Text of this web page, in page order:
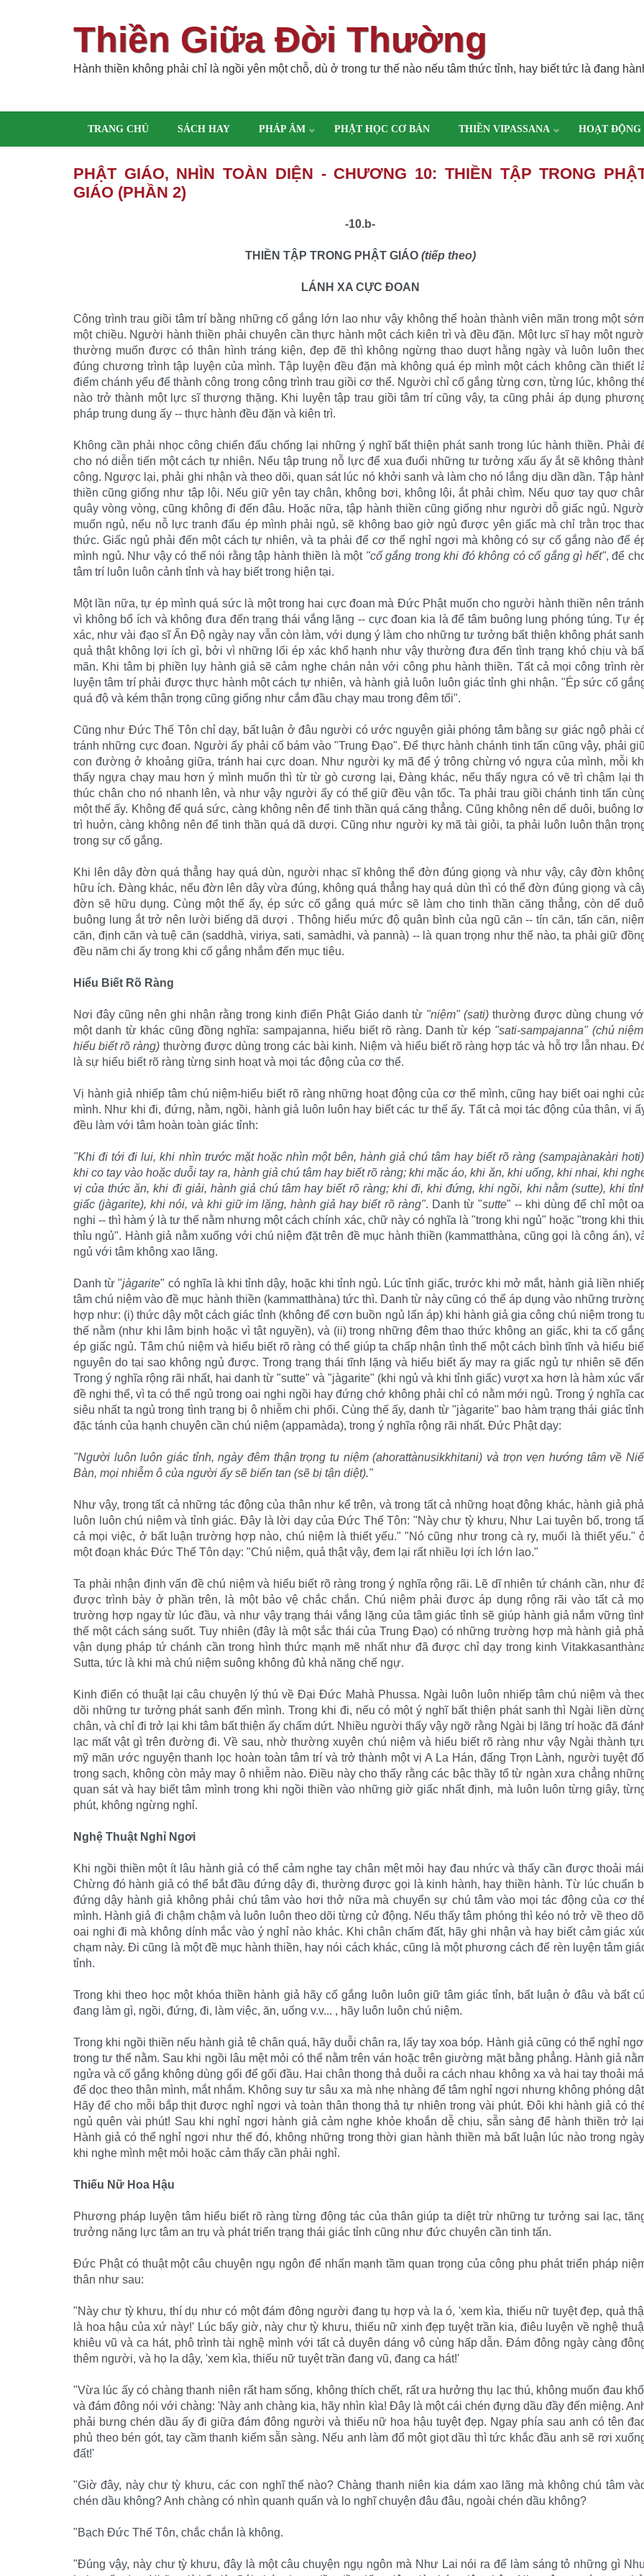
Thiền Giữa Đời Thường
Hành thiền không phải chỉ là ngồi yên một chỗ, dù ở trong tư thế nào nếu tâm thức tỉnh, hay biết tức là đang
TRANG CHỦ SÁCH HAY PHÁP ÂM PHẬT HỌC CƠ BẢN THIỀN VIPASSANA HOẠT ĐỘNG
PHẬT GIÁO, NHÌN TOÀN DIỆN - CHƯƠNG 10: THIỀN TẬP TRONG
GIÁO (PHẦN 2)
-10.b-
THIỀN TẬP TRONG PHẬT GIÁO (tiếp theo)
LÁNH XA CỰC ÐOAN
Công trình trau giồi tâm trí bằng những cố gắng lớn lao như vậy không thể hoàn thành viên mãn trong một
một chiều. Người hành thiền phải chuyên cần thực hành một cách kiên trì và đều đặn. Một lực sĩ hay một
thường muốn được có thân hình tráng kiện, đẹp đẽ thì không ngừng thao duợt hằng ngày và luôn luôn
đúng chương trình tập luyện của mình. Tập luyện đều đặn mà không quá ép mình một cách không cần thiết
điểm chánh yếu để thành công trong công trình trau giồi cơ thể. Người chỉ cố gắng từng cơn, từng lúc, không
nào trở thành một lực sĩ thượng thặng. Khi luyện tập trau giồi tâm trí cũng vậy, ta cũng phải áp dụng
pháp trung dung ấy -- thực hành đều đặn và kiên trì.
Không cần phải nhọc công chiến đấu chống lại những ý nghĩ bất thiện phát sanh trong lúc hành thiền. Phải
cho nó diễn tiến một cách tự nhiên. Nếu tập trung nỗ lực để xua đuổi những tư tưởng xấu ấy ắt sẽ không
công. Ngược lại, phải ghi nhận và theo dõi, quan sát lúc nó khởi sanh và làm cho nó lắng dịu dần dần. Tập
thiền cũng giống như tập lội. Nếu giữ yên tay chân, không bơi, không lội, ắt phải chìm. Nếu quơ tay quơ
quây vòng vòng, cũng không đi đến đâu. Hoặc nữa, tập hành thiền cũng giống như người dỗ giấc ngủ.
muốn ngủ, nếu nỗ lực tranh đấu ép mình phải ngủ, sẽ không bao giờ ngủ được yên giấc mà chỉ trằn trọc
thức. Giấc ngủ phải đến một cách tự nhiên, và ta phải để cơ thể nghỉ ngơi mà không có sự cố gắng nào để
mình ngủ. Như vậy có thể nói rằng tập hành thiền là một "cố gắng trong khi đó không có cố gắng gì hết", để
tâm trí luôn luôn cảnh tỉnh và hay biết trong hiện tại.
Một lần nữa, tự ép mình quá sức là một trong hai cực đoan mà Ðức Phật muốn cho người hành thiền nên
vì không bổ ích và không đưa đến trạng thái vắng lặng -- cực đoan kia là để tâm buông lung phóng túng. Tự
xác, như vài đạo sĩ Ấn Ðộ ngày nay vẫn còn làm, với dụng ý làm cho những tư tưởng bất thiện không phát
quả thật không lợi ích gì, bởi vì những lối ép xác khổ hạnh như vậy thường đưa đến tình trạng khó chịu và
mãn. Khi tâm bị phiền lụy hành giả sẽ cảm nghe chán nản với công phu hành thiền. Tất cả mọi công trình
luyện tâm trí phải được thực hành một cách tự nhiên, và hành giả luôn luôn giác tỉnh ghi nhận. "Ép sức cố
quá độ và kém thận trọng cũng giống như cắm đầu chạy mau trong đêm tối".
Cũng như Ðức Thế Tôn chỉ dạy, bất luận ở đâu người có ước nguyện giải phóng tâm bằng sự giác ngộ phải
tránh những cực đoan. Người ấy phải cố bám vào "Trung Ðạo". Ðể thực hành chánh tinh tấn cũng vậy, phải
con đường ở khoảng giữa, tránh hai cực doan. Như người kỵ mã để ý trông chừng vó ngựa của mình, mỗi
thấy ngựa chạy mau hơn ý mình muốn thì từ từ gò cương lại, Ðàng khác, nếu thấy ngựa có vẽ trì chậm lại
thúc chân cho nó nhanh lên, và như vậy người ấy có thể giữ đều vận tốc. Ta phải trau giồi chánh tinh tấn
một thế ấy. Không để quá sức, càng không nên để tinh thần quá căng thẳng. Cũng không nên dể duôi, buông
trì huởn, càng không nên để tinh thần quá dã dượi. Cũng như người kỵ mã tài giỏi, ta phải luôn luôn thận
trong sự cố gắng.
Khi lên dây đờn quá thẳng hay quá dùn, người nhạc sĩ không thể đờn đúng giọng và như vậy, cây đờn
hữu ích. Ðàng khác, nếu đờn lên dây vừa đúng, không quá thẳng hay quá dùn thì có thể đờn đúng giọng và
đờn sẽ hữu dụng. Cùng một thế ấy, ép sức cố gắng quá mức sẽ làm cho tinh thần căng thẳng, còn dể
buông lung ắt trở nên lười biếng dã dượi . Thông hiểu mức độ quân bình của ngũ căn -- tín căn, tấn căn,
căn, định căn và tuệ căn (saddhà, viriya, sati, samàdhi, và pannà) -- là quan trọng như thế nào, ta phải giữ
đều năm chi ấy trong khi cố gắng nhắm đến mục tiêu.
Hiểu Biết Rõ Ràng
Nơi đây cũng nên ghi nhận rằng trong kinh điển Phật Giáo danh từ "niệm" (sati)thường được dùng chung
một danh từ khác cũng đồng nghĩa: sampajanna, hiểu biết rõ ràng. Danh từ kép "sati-sampajanna" (chú
hiểu biết rõ ràng) thường được dùng trong các bài kinh. Niệm và hiểu biết rõ ràng hợp tác và hỗ trợ lẫn nhau.
là sự hiểu biết rõ ràng từng sinh hoạt và mọi tác động của cơ thể.
Vị hành giả nhiếp tâm chú niệm-hiểu biết rõ ràng những hoạt động của cơ thể mình, cũng hay biết oai nghi
mình. Như khi đi, đứng, nằm, ngồi, hành giả luôn luôn hay biết các tư thế ấy. Tất cả mọi tác động của thân, vị
đều làm với tâm hoàn toàn giác tỉnh:
"Khi đi tới đi lui, khi nhìn trước mặt hoặc nhìn một bên, hành giả chú tâm hay biết rõ ràng (sampajànakàri
khi co tay vào hoặc duỗi tay ra, hành giả chú tâm hay biết rõ ràng; khi mặc áo, khi ăn, khi uống, khi nhai, khi
vị của thức ăn, khi đi giải, hành giả chú tâm hay biết rõ ràng; khi đi, khi đứng, khi ngồi, khi nằm (sutte), khi
giấc (jàgarite), khi nói, và khi giữ im lặng, hành giả hay biết rõ ràng". Danh từ "sutte" -- khi dùng để chỉ một
nghi -- thì hàm ý là tư thế nằm nhưng một cách chính xác, chữ này có nghĩa là "trong khi ngủ" hoặc "trong khi
thỉu ngủ". Hành giả nằm xuống với chú niệm đặt trên đề mục hành thiền (kammatthàna, cũng gọi là công án),
ngủ với tâm không xao lãng.
Danh từ "jàgarite" có nghĩa là khi tỉnh dậy, hoặc khi tỉnh ngủ. Lúc tỉnh giấc, trước khi mở mắt, hành giả liền
tâm chú niệm vào đề mục hành thiền (kammatthàna) tức thì. Danh từ này cũng có thể áp dụng vào những
hợp như: (i) thức dậy một cách giác tỉnh (không để cơn buồn ngủ lấn áp) khi hành giả gia công chú niệm trong
thế nằm (như khi lâm bịnh hoặc vì tật nguyền), và (ii) trong những đêm thao thức không an giấc, khi ta cố
ép giấc ngủ. Tâm chú niệm và hiểu biết rõ ràng có thể giúp ta chấp nhận tình thế một cách bình tĩnh và hiểu
nguyên do tại sao không ngủ được. Trong trạng thái tĩnh lặng và hiểu biết ấy may ra giấc ngủ tự nhiên sẽ
Trong ý nghĩa rộng rãi nhất, hai danh từ "sutte" và "jàgarite" (khi ngủ và khi tỉnh giấc) vượt xa hơn là hàm xúc
đề nghi thế, vì ta có thể ngủ trong oai nghi ngồi hay đứng chớ không phải chỉ có nằm mới ngủ. Trong ý nghĩa
siêu nhất ta ngủ trong tình trạng bị ô nhiễm chi phối. Cùng thế ấy, danh từ "jàgarite" bao hàm trạng thái giác
đặc tánh của hạnh chuyên cần chú niệm (appamàda), trong ý nghĩa rộng rãi nhất. Ðức Phật dạy:
"Người luôn luôn giác tỉnh, ngày đêm thận trọng tu niệm (ahorattànusikkhitani) và trọn vẹn hướng tâm về
Bàn, mọi nhiễm ô của người ấy sẽ biến tan (sẽ bị tận diệt)."
Như vậy, trong tất cả những tác động của thân như kể trên, và trong tất cả những hoạt động khác, hành giả
luôn luôn chú niệm và tỉnh giác. Ðây là lời dạy của Ðức Thế Tôn: "Này chư tỳ khưu, Như Lai tuyên bố, trong
cả mọi việc, ở bất luận trường hợp nào, chú niệm là thiết yếu." "Nó cũng như trong cà ry, muối là thiết yếu."
một đoạn khác Ðức Thế Tôn dạy: "Chú niệm, quả thật vậy, đem lại rất nhiều lợi ích lớn lao."
Ta phải nhận định vấn đề chú niệm và hiểu biết rõ ràng trong ý nghĩa rộng rãi. Lẽ dĩ nhiên tứ chánh cần, như
được trình bày ở phần trên, là một bảo vệ chắc chắn. Chú niệm phải được áp dụng rộng rãi vào tất cả
trường hợp ngay từ lúc đầu, và như vậy trạng thái vắng lặng của tâm giác tỉnh sẽ giúp hành giả nắm vững
thế một cách sáng suốt. Tuy nhiên (đây là một sắc thái của Trung Ðạo) có những trường hợp mà hành giả
vận dụng pháp tứ chánh cần trong hình thức mạnh mẽ nhất như đã được chỉ dạy trong kinh
Sutta, tức là khi mà chú niệm suông không đủ khả năng chế ngự.
Kinh điển có thuật lại câu chuyện lý thú về Ðại Ðức Mahà Phussa. Ngài luôn luôn nhiếp tâm chú niệm và
dõi những tư tưởng phát sanh đến mình. Trong khi đi, nếu có một ý nghĩ bất thiện phát sanh thì Ngài liền
chân, và chỉ đi trở lại khi tâm bất thiện ấy chấm dứt. Nhiều người thấy vậy ngỡ rằng Ngài bị lãng trí hoặc đã
lạc mất vật gì trên đường đi. Về sau, nhờ thường xuyên chú niệm và hiểu biết rõ ràng như vậy Ngài thành
mỹ mãn ước nguyện thanh lọc hoàn toàn tâm trí và trở thành một vị A La Hán, đấng Trọn Lành, người tuyệt
trong sạch, không còn mảy may ô nhiễm nào. Ðiều này cho thấy rằng các bậc thầy tổ từ ngàn xưa chẳng
quan sát và hay biết tâm mình trong khi ngồi thiền vào những giờ giấc nhất định, mà luôn luôn từng giây,
phút, không ngừng nghỉ.
Nghệ Thuật Nghỉ Ngơi
Khi ngồi thiền một ít lâu hành giả có thể cảm nghe tay chân mệt mỏi hay đau nhức và thấy cần được thoải
Chừng đó hành giả có thể bắt đầu đứng dậy đi, thường được gọi là kinh hành, hay thiền hành. Từ lúc chuẩn
đứng dậy hành giả không phải chú tâm vào hơi thở nữa mà chuyển sự chú tâm vào mọi tác động của cơ
mình. Hành giả đi chậm chậm và luôn luôn theo dõi từng cử động. Nếu thấy tâm phóng thì kéo nó trở về theo
oai nghi đi mà không dính mắc vào ý nghỉ nào khác. Khi chân chấm đất, hãy ghi nhận và hay biết cảm giác
chạm này. Ði cũng là một đề mục hành thiền, hay nói cách khác, cũng là một phương cách để rèn luyện tâm
tỉnh.
Trong khi theo học một khóa thiền hành giả hãy cố gắng luôn luôn giữ tâm giác tỉnh, bất luận ở đâu và bất
đang làm gì, ngồi, đứng, đi, làm việc, ăn, uống v.v... , hãy luôn luôn chú niệm.
Trong khi ngồi thiền nếu hành giả tê chân quá, hãy duỗi chân ra, lấy tay xoa bóp. Hành giả cũng có thể nghỉ
trong tư thế nằm. Sau khi ngồi lâu mệt mỏi có thể nằm trên ván hoặc trên giường mặt bằng phẳng. Hành giả
ngửa và cố gắng không dùng gối để gối đầu. Hai chân thong thả duỗi ra cách nhau không xa và hai tay thoải
để dọc theo thân mình, mắt nhắm. Không suy tư sâu xa mà nhẹ nhàng để tâm nghỉ ngơi nhưng không phóng
Hãy để cho mỗi bắp thịt được nghỉ ngơi và toàn thân thong thả tự nhiên trong vài phút. Ðôi khi hành giả có
ngủ quên vài phút! Sau khi nghỉ ngơi hành giả cảm nghe khỏe khoắn dễ chịu, sẵn sàng để hành thiền trở
Hành giả có thể nghỉ ngơi như thế đó, không những trong thời gian hành thiền mà bất luận lúc nào trong
khi nghe mình mệt mỏi hoặc cảm thấy cần phải nghỉ.
Thiếu Nữ Hoa Hậu
Phương pháp luyện tâm hiểu biết rõ ràng từng động tác của thân giúp ta diệt trừ những tư tưởng sai lạc,
trưởng năng lực tâm an trụ và phát triển trạng thái giác tỉnh cũng như đức chuyên cần tinh tấn.
Ðức Phật có thuật một câu chuyện ngụ ngôn để nhấn mạnh tầm quan trọng của công phu phát triển pháp
thân như sau:
"Này chư tỳ khưu, thí dụ như có một đám đông người đang tụ hợp và la ó, 'xem kìa, thiếu nữ tuyệt đẹp, quả
là hoa hậu của xứ này!' Lúc bấy giờ, này chư tỳ khưu, thiếu nữ xinh đẹp tuyệt trần kia, điêu luyện về nghệ
khiêu vũ và ca hát, phô trình tài nghệ mình với tất cả duyên dáng vô cùng hấp dẫn. Ðám đông ngày càng
thêm người, và họ la dậy, 'xem kìa, thiếu nữ tuyệt trần đang vũ, đang ca hát!'
"Vừa lúc ấy có chàng thanh niên rất ham sống, không thích chết, rất ưa hưởng thụ lạc thú, không muốn đau
và đám đông nói với chàng: 'Này anh chàng kia, hãy nhìn kìa! Ðây là một cái chén đựng dầu đầy đến miệng.
phải bưng chén dầu ấy đi giữa đám đông người và thiếu nữ hoa hậu tuyệt đẹp. Ngay phía sau anh có tên
phủ theo bén gót, tay cầm thanh kiếm sẵn sàng. Nếu anh làm đổ một giọt dầu thì tức khắc đầu anh sẽ rơi
đất!'
"Giờ đây, này chư tỳ khưu, các con nghĩ thế nào? Chàng thanh niên kia dám xao lãng mà không chú tâm
chén dầu không? Anh chàng có nhìn quanh quẩn và lo nghĩ chuyện đâu đâu, ngoài chén dầu không?
"Bạch Ðức Thế Tôn, chắc chắn là không.
"Ðúng vậy, này chư tỳ khưu, đây là một câu chuyện ngụ ngôn mà Như Lai nói ra để làm sáng tỏ những gì